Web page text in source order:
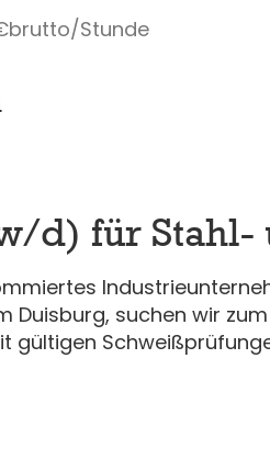
brutto/Stunde
d) für Stahl-
Duisburg, suchen wir
gültigen